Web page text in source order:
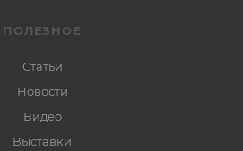
ПОЛЕЗНОЕ
Статьи
Новости
Видео
Выставки